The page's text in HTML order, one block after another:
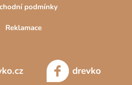
podmínky
Reklamace
drevko